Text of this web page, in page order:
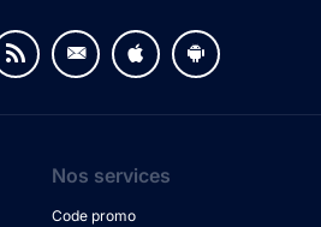
Nos services
Code promo